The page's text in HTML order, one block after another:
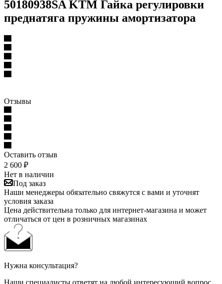
50180938SA KTM Гайка регулировки
преднатяга пружины амортизатора
Отзывы
Оставить отзыв
2 600 ₽
Нет в наличии
Под заказ
Наши менеджеры обязательно свяжутся с вами и уточнят
условия заказа
Цена действительна только для интернет-магазина и может
отличаться от цен в розничных магазинах
Нужна консультация?
Наши специалисты ответят на любой интересующий вопрос